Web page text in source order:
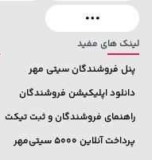
لینک های مفید
پنل فروشندگان سیتی مهر
دانلود اپلیکیشن فروشندگان
راهنمای فروشندگان و ثبت تیکت
پرداخت آنلاین 5000 سیتی‌مهر